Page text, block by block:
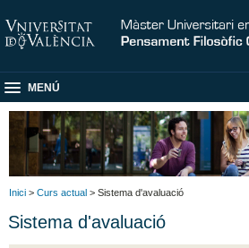
MENÚ
Inici > Curs actual > Sistema d'avaluació
Sistema d'avaluació